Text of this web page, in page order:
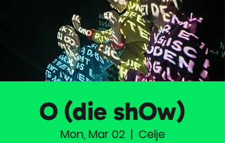
O (die shOw)
Mon, Mar 02
  |
Celje